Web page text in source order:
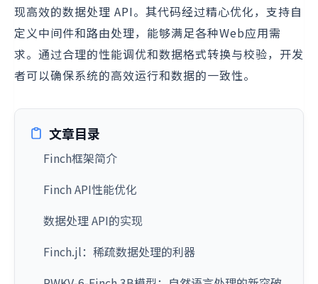
现高效的数据处理 API。其代码经过精心优化，支持自
定义中间件和路由处理，能够满足各种Web应用需
求。通过合理的性能调优和数据格式转换与校验，开发
者可以确保系统的高效运行和数据的一致性。
文章目录
Finch框架简介
Finch API性能优化
数据处理 API的实现
Finch.jl：稀疏数据处理的利器